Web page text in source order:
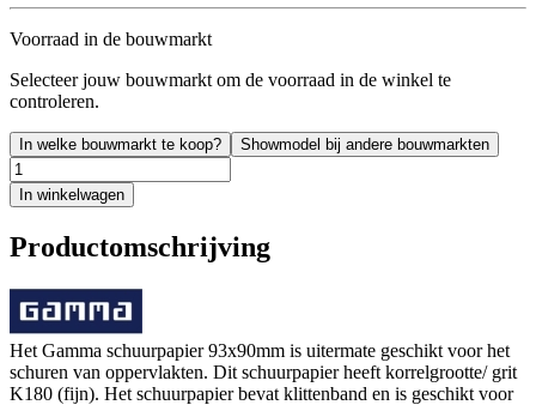
Voorraad in de bouwmarkt
Selecteer jouw bouwmarkt om de voorraad in de winkel te
controleren.
In welke bouwmarkt te koop? Showmodel bij andere bouwmarkten
In winkelwagen
Productomschrijving
Het Gamma schuurpapier 93x90mm is uitermate geschikt voor het
schuren van oppervlakten. Dit schuurpapier heeft korrelgrootte/ grit
K180 (fijn). Het schuurpapier bevat klittenband en is geschikt voor